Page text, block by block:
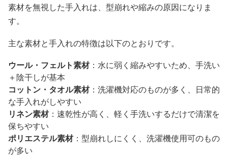
素材を無視した手入れは、型崩れや縮みの原因になりま
す。
主な素材と手入れの特徴は以下のとおりです。
ウール・フェルト素材：水に弱く縮みやすいため、手洗い
＋陰干しが基本
コットン・タオル素材：洗濯機対応のものが多く、日常的
な手入れがしやすい
リネン素材：速乾性が高く、軽く手洗いするだけで清潔を
保ちやすい
ポリエステル素材：型崩れしにくく、洗濯機使用可のもの
が多い